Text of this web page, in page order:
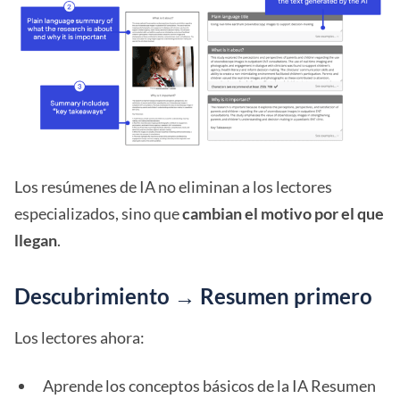
Los resúmenes de IA no eliminan a los lectores
especializados, sino quecambian el motivo por el que
llegan.
Descubrimiento → Resumen primero
Los lectores ahora:
Aprende los conceptos básicos de la IA Resumen